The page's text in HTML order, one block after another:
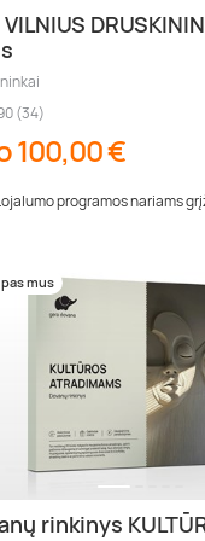
(aps.), Šiauliai,
VILNIUS
(34)
100,00 €
programos nariams
mus
rinkinys